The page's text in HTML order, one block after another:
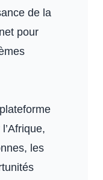
de la
pour
les